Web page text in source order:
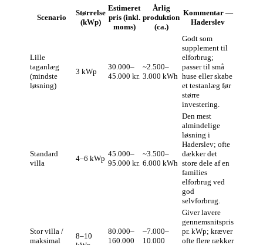
Scenario
Størrelse
(kWp)
Estimeret
pris (inkl.
moms)
Årlig
produktion
(ca.)
Kommentar —
Haderslev
Lille
taganlæg
(mindste
løsning)
3 kWp
30.000–
45.000 kr.
~2.500–
3.000 kWh
Godt som
supplement til
elforbrug;
passer til små
huse eller skabe
et testanlæg før
større
investering.
Standard
villa
4–6 kWp
45.000–
95.000 kr.
~3.500–
6.000 kWh
Den mest
almindelige
løsning i
Haderslev; ofte
dækker det
store dele af en
families
elforbrug ved
god
selvforbrug.
Stor villa /
maksimal
8–10
80.000–
160.000
~7.000–
10.000
Giver lavere
gennemsnitspris
pr. kWp; kræver
ofte flere rækker